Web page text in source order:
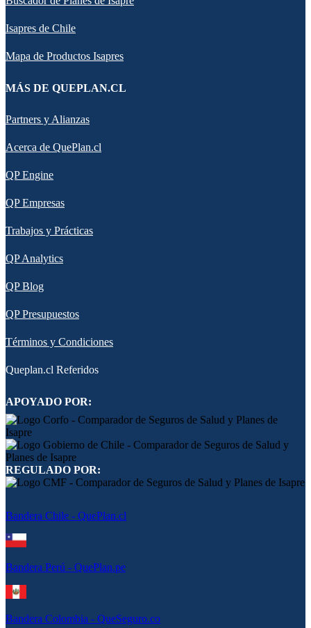
Isapres de Chile
Mapa de Productos Isapres
MÁS DE QUEPLAN.CL
Partners y Alianzas
Acerca de QuePlan.cl
QP Engine
QP Empresas
Trabajos y Prácticas
QP Analytics
QP Blog
QP Presupuestos
Términos y Condiciones
Queplan.cl Referidos
APOYADO POR:
REGULADO POR:
Bandera Chile - QuePlan.cl
Bandera Perú - QuePlan.pe
Bandera Colombia - QueSeguro.co